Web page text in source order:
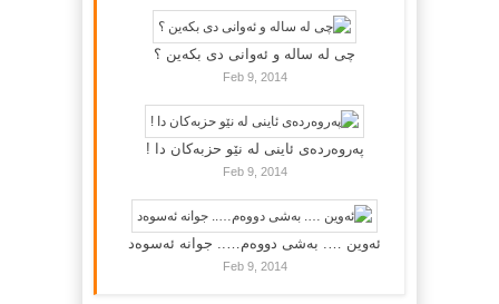
چی لە سالە و ئەوانی دی بكەین ؟
Feb 9, 2014
پەروەردەی ئاینی لە نێو حزبەکان دا !
Feb 9, 2014
ئەوین …. بەشی دووەم….. جوانە ئەسوەد
Feb 9, 2014